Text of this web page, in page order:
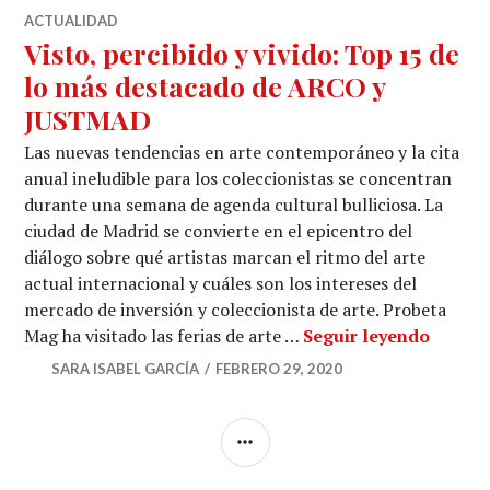
ACTUALIDAD
Visto, percibido y vivido: Top 15 de
lo más destacado de ARCO y
JUSTMAD
Las nuevas tendencias en arte contemporáneo y la cita
anual ineludible para los coleccionistas se concentran
durante una semana de agenda cultural bulliciosa. La
ciudad de Madrid se convierte en el epicentro del
diálogo sobre qué artistas marcan el ritmo del arte
actual internacional y cuáles son los intereses del
mercado de inversión y coleccionista de arte. Probeta
Mag ha visitado las ferias de arte … Seguir leyendoVisto,
SARA ISABEL GARCÍA FEBRERO 29, 2020
BARRA